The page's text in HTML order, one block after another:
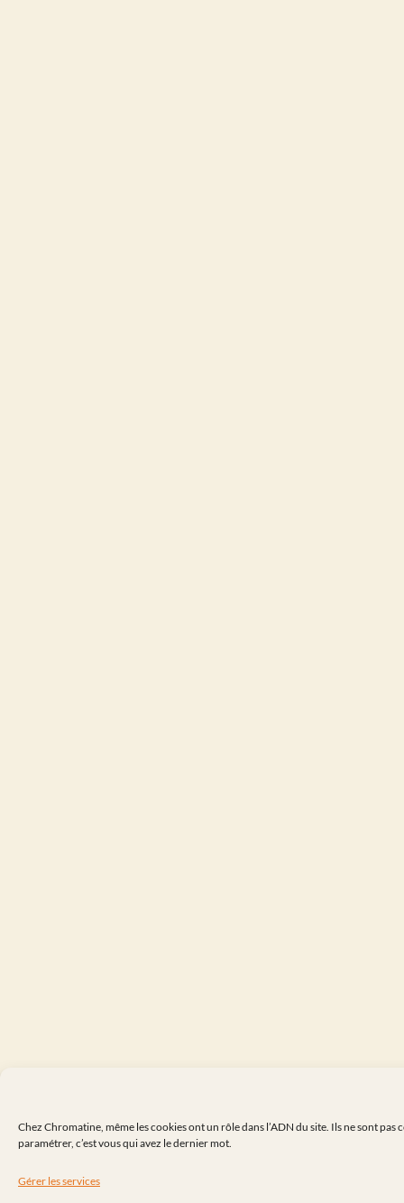
Chez Chromatine, même les cookies ont un rôle dans l’ADN du site. Ils ne sont
paramétrer, c’est vous qui avez le dernier mot.
Gérer les services